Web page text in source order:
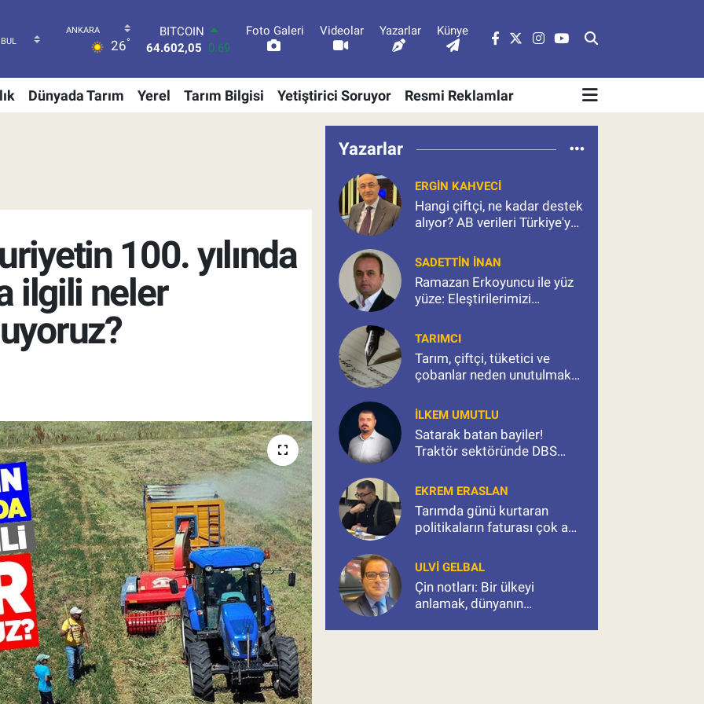
26°
BITCOIN
64.602,05 0.69
47,5986 0.06
EURO
55,0700 0.1
13.703 0
Foto Galeri Videolar Yazarlar Künye
Dünyada Tarım Yerel Tarım Bilgisi Yetiştirici Soruyor Resmi Reklamlar
100. yılında
ilgili neler
Yazarlar
ERGIN KAHVECI
Hangi çiftçi, ne kadar destek
alıyor? AB verileri Türkiye'ye
SADETTIN İNAN
Ramazan Erkoyuncu ile yüz
yüze: Eleştirilerimizi
sorduk
TARIMCI
Tarım, çiftçi, tüketici ve
çobanlar neden unutulmak
İLKEM UMUTLU
Satarak batan bayiler!
Traktör sektöründe DBS
EKREM ERASLAN
Tarımda günü kurtaran
politikaların faturası çok ağır
ULVI GELBAL
Çin notları: Bir ülkeyi
anlamak, dünyanın